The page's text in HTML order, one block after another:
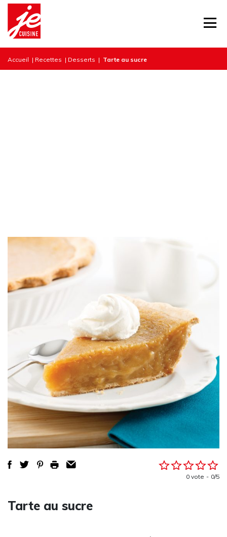
Accueil | Recettes | Desserts | Tarte au sucre
0 vote 0/5
Tarte au sucre